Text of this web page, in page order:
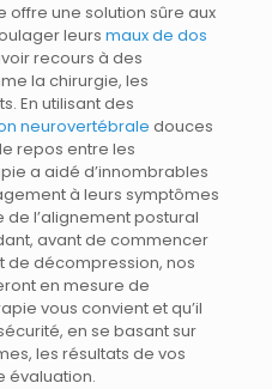
une solution sûre aux
leurs maux de dos
recours à des
la chirurgie, les
En utilisant des
neurovertébrale douces
repos entre les
a aidé d’innombrables
à leurs symptômes
de l’alignement postural
avant de commencer
décompression, nos
en mesure de
vous convient et qu’il
en se basant sur
les résultats de vos
évaluation.